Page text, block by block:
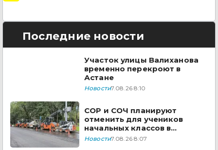
Последние новости
Участок улицы Валиханова
временно перекроют в
Астане
Новости7.08.26 8:10
СОР и СОЧ планируют
отменить для учеников
начальных классов в
Казахстане
Новости7.08.26 8:07